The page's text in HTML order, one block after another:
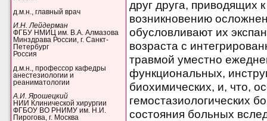
д.м.н., главный врач
И.Н. Лейдерман
ФГБУ НМИЦ им. В.А. Алмазова
Минздрава России, г. Санкт-
Петербург
Россия
д.м.н., профессор кафедры
анестезиологии и
реаниматологии
А.И. Ярошецкий
НИИ Клинической хирургии
ФГБОУ ВО РНИМУ им. Н.И.
Пирогова, г. Москва
друг друга, приводящих
возникновению
обусловливают их
возраста с
травмой уместно
функциональных,
биохимических, и, что,
гемостазиологических
состояния больных